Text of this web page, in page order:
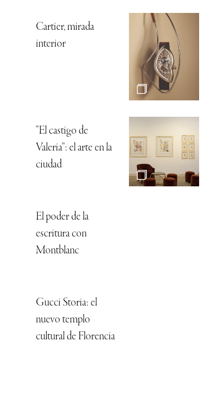
Cartier, mirada
interior
“El castigo de
Valeria”: el arte en la
ciudad
El poder de la
escritura con
Montblanc
Gucci Storia: el
nuevo templo
cultural de Florencia